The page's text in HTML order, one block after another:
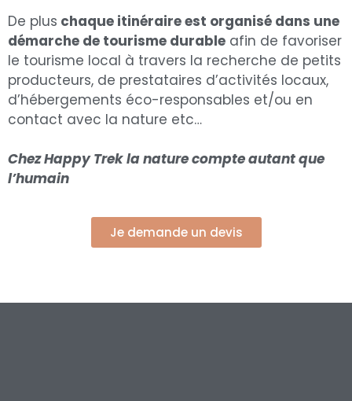
De plus chaque itinéraire est organisé dans une
démarche de tourisme durable afin de favoriser
le tourisme local à travers la recherche de petits
producteurs, de prestataires d’activités locaux,
d’hébergements éco-responsables et/ou en
contact avec la nature etc…
Chez Happy Trek la nature compte autant que
l’humain
Je demande un devis